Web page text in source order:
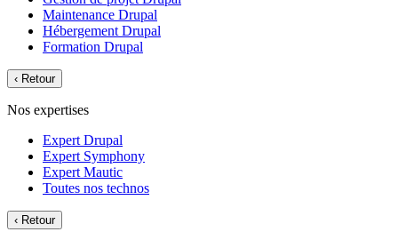
Maintenance Drupal
Hébergement Drupal
Formation Drupal
‹ Retour
Nos expertises
Expert Drupal
Expert Symphony
Expert Mautic
Toutes nos technos
‹ Retour